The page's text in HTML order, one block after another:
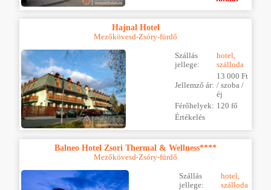
Hajnal Hotel
Mezőkövesd-Zsóry-fürdő
Szállás
jellege:
hotel,
szálloda
Jellemző ár:
13 000 Ft
/ szoba /
éj
Férőhelyek: 120 fő
Értékelés
Balneo Hotel Zsori Thermal & Wellness****
Mezőkövesd-Zsóry-fürdő
Szállás
jellege:
hotel,
szálloda